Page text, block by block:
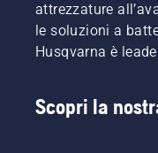
attrezzature
le soluzioni a
Husqvarna è
Scopri la